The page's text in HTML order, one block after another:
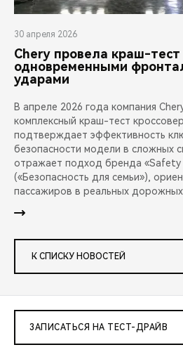
30 апреля 2026
Chery провела краш-
одновременными
ударами
В апреле 2026 года компания
комплексный краш-тест
подтверждает эффективность
безопасности модели в сложных
отражает подход бренда «Safety
(«Безопасность для семьи»),
пассажиров в реальных дорожных
К СПИСКУ НОВОСТЕЙ
ЗАПИСАТЬСЯ НА ТЕСТ-ДРАЙВ